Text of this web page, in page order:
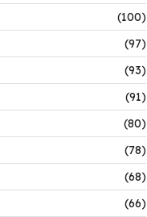
(100)
(97)
(93)
(91)
(80)
(78)
(68)
(66)